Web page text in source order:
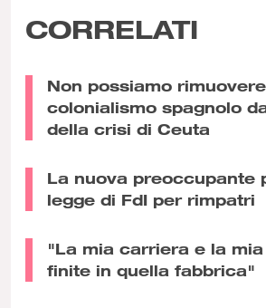
CORRELATI
Non possiamo
colonialismo spagnolo
della crisi di Ceuta
La nuova preoccupante
legge di FdI per rimpatri
"La mia carriera e la
finite in quella fabbrica"